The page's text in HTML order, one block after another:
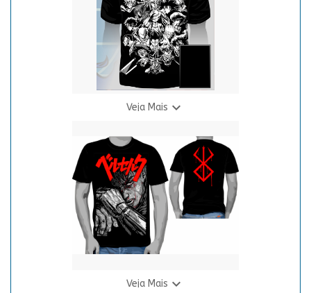
Veja Mais 
CAMISETA - PROTAGONISTAS
R$ 69,90
3 X R$ 24,94
Veja Mais 